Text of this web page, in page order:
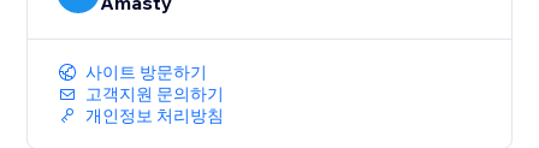
사이트 방문하기
고객지원 문의하기
개인정보 처리방침